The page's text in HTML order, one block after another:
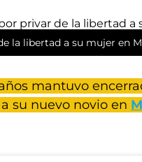
la libertad a su mujer en
mantuvo
su nuevo novio en